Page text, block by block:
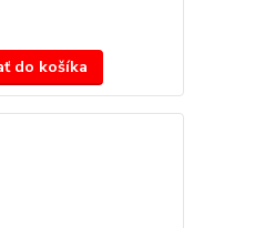
do košíka